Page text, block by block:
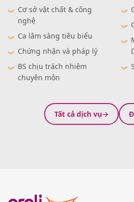
Cơ sở vật chất & công
nghệ
Ca lâm sàng tiêu biểu
Chứng nhận và pháp lý
BS chịu trách nhiệm
chuyên môn
Tất cả dịch vụ